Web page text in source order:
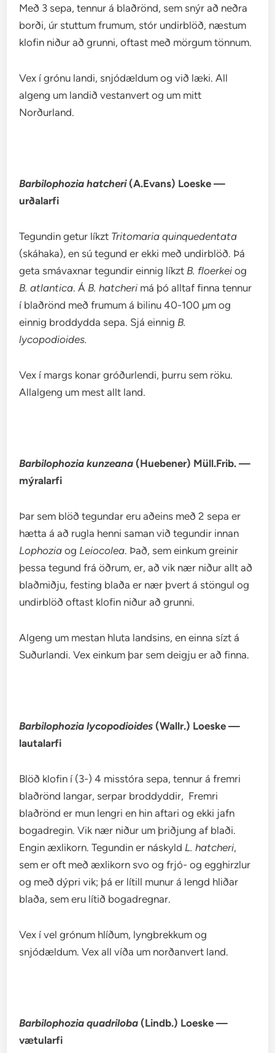
Með 3 sepa, tennur á blaðrönd, sem snýr að neðra
borði, úr stuttum frumum, stór undirblöð, næstum
klofin niður að grunni, oftast með mörgum tönnum.
Vex í grónu landi, snjódældum og við læki. All
algeng um landið vestanvert og um mitt
Norðurland.
Barbilophozia hatcheri(A.Evans) Loeske —
urðalarfi
Tegundin getur líkzt Tritomaria quinquedentata
(skáhaka), en sú tegund er ekki með undirblöð. Þá
geta smávaxnar tegundir einnig líkzt B. floerkei og
B. atlantica. Á B. hatcheri má þó alltaf finna tennur
í blaðrönd með frumum á bilinu 40-100 µm og
einnig broddydda sepa. Sjá einnig B.
lycopodioides.
Vex í margs konar gróðurlendi, þurru sem röku.
Allalgeng um mest allt land.
Barbilophozia kunzeana (Huebener) Müll.Frib. —
mýralarfi
Þar sem blöð tegundar eru aðeins með 2 sepa er
hætta á að rugla henni saman við tegundir innan
Lophozia og Leiocolea. Það, sem einkum greinir
þessa tegund frá öðrum, er, að vik nær niður allt að
blaðmiðju, festing blaða er nær þvert á stöngul og
undirblöð oftast klofin niður að grunni.
Algeng um mestan hluta landsins, en einna sízt á
Suðurlandi. Vex einkum þar sem deigju er að finna.
Barbilophozia lycopodioides (Wallr.) Loeske —
lautalarfi
Blöð klofin í (3-) 4 misstóra sepa, tennur á fremri
blaðrönd langar, serpar broddyddir, Fremri
blaðrönd er mun lengri en hin aftari og ekki jafn
bogadregin. Vik nær niður um þriðjung af blaði.
Engin æxlikorn. Tegundin er náskyld L. hatcheri,
sem er oft með æxlikorn svo og frjó- og egghirzlur
og með dýpri vik; þá er lítill munur á lengd hliðar
blaða, sem eru lítið bogadregnar.
Vex í vel grónum hlíðum, lyngbrekkum og
snjódældum. Vex all víða um norðanvert land.
Barbilophozia quadriloba (Lindb.) Loeske —
vætularfi